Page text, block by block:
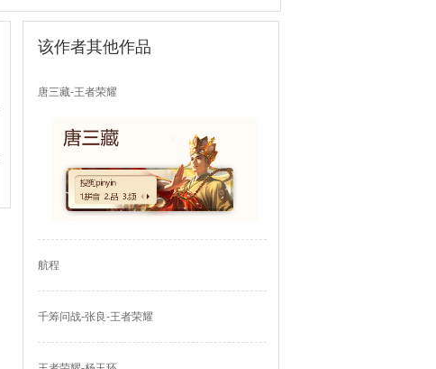
该作者其他作品
唐三藏-王者荣耀
航程
千筹问战-张良-王者荣耀